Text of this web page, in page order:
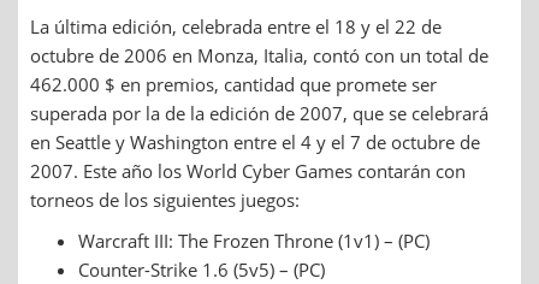
La última edición, celebrada entre el 18 y el 22 de
octubre de 2006 en Monza, Italia, contó con un total de
462.000 $ en premios, cantidad que promete ser
superada por la de la edición de 2007, que se celebrará
en Seattle y Washington entre el 4 y el 7 de octubre de
2007. Este año los World Cyber Games contarán con
torneos de los siguientes juegos:
Warcraft III: The Frozen Throne (1v1) – (PC)
Counter-Strike 1.6 (5v5) – (PC)